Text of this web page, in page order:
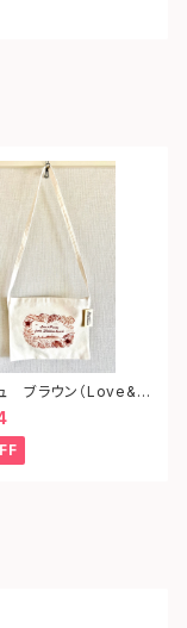
ブラウン（Love&p
shonan)